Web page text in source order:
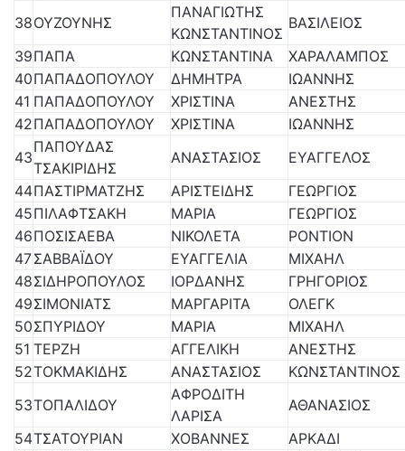
38ΟΥΖΟΥΝΗΣ
ΠΑΝΑΓΙΩΤΗΣ
ΚΩΝΣΤΑΝΤΙΝΟΣ
ΒΑΣΙΛΕΙΟΣ
39ΠΑΠΑ ΚΩΝΣΤΑΝΤΙΝΑ
ΧΑΡΑΛΑΜΠΟΣ
40ΠΑΠΑΔΟΠΟΥΛΟΥ ΔΗΜΗΤΡΑ
ΙΩΑΝΝΗΣ
41 ΠΑΠΑΔΟΠΟΥΛΟΥ ΧΡΙΣΤΙΝΑ
ΑΝΕΣΤΗΣ
42ΠΑΠΑΔΟΠΟΥΛΟΥ ΧΡΙΣΤΙΝΑ
ΙΩΑΝΝΗΣ
43
ΠΑΠΟΥΔΑΣ
ΤΣΑΚΙΡΙΔΗΣ
ΑΝΑΣΤΑΣΙΟΣ
ΕΥΑΓΓΕΛΟΣ
44ΠΑΣΤΙΡΜΑΤΖΗΣ ΑΡΙΣΤΕΙΔΗΣ
ΓΕΩΡΓΙΟΣ
45ΠΙΛΑΦΤΣΑΚΗ ΜΑΡΙΑ
ΓΕΩΡΓΙΟΣ
46ΠΟΣΙΣΑΕΒΑ ΝΙΚΟΛΕΤΑ
ΡΟΝΤΙΟΝ
47ΣΑΒΒΑΪΔΟΥ ΕΥΑΓΓΕΛΙΑ
ΜΙΧΑΗΛ
48ΣΙΔΗΡΟΠΟΥΛΟΣ ΙΟΡΔΑΝΗΣ
ΓΡΗΓΟΡΙΟΣ
49ΣΙΜΟΝΙΑΤΣ ΜΑΡΓΑΡΙΤΑ
ΟΛΕΓΚ
50ΣΠΥΡΙΔΟΥ ΜΑΡΙΑ
ΜΙΧΑΗΛ
51 ΤΕΡΖΗ ΑΓΓΕΛΙΚΗ
ΑΝΕΣΤΗΣ
52ΤΟΚΜΑΚΙΔΗΣ ΑΝΑΣΤΑΣΙΟΣ
ΚΩΝΣΤΑΝΤΙΝΟΣ
53ΤΟΠΑΛΙΔΟΥ
ΑΦΡΟΔΙΤΗ
ΛΑΡΙΣΑ
ΑΘΑΝΑΣΙΟΣ
54ΤΣΑΤΟΥΡΙΑΝ ΧΟΒΑΝΝΕΣ
ΑΡΚΑΔΙ